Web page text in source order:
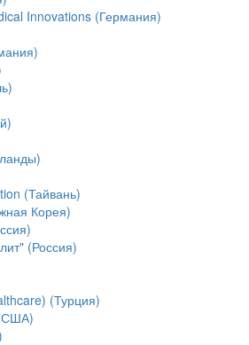
Innovations (Германия)
(Тайвань)
Корея)
(Россия)
(Турция)